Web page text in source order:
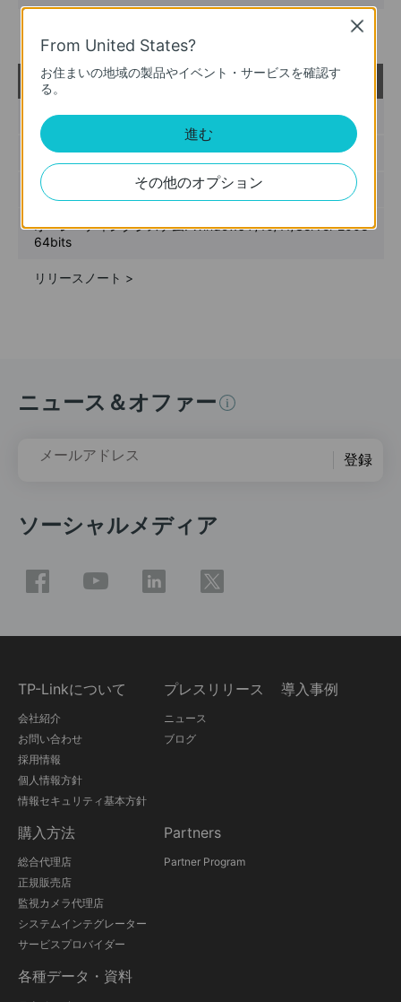
VIGI VMS_1.8.56_64bits
ード
公開日:2025-01-16
言語:多言語
ファイル サイズ: 536.72 MB
オペレーティングシステム: Windows 7/10/11/Server 2008
64bits
リリースノート >
ニュース＆オファー
メールアドレス 登録
ソーシャルメディア
TP-Linkについて
会社紹介
お問い合わせ
採用情報
個人情報方針
情報セキュリティ基本方針
プレスリリース
ニュース
ブログ
導入事例
購入方法
総合代理店
正規販売店
監視カメラ代理店
システムインテグレーター
サービスプロバイダー
Partners
Partner Program
各種データ・資料
From United States?
お住まいの地域の製品やイベント・サービスを確認す
る。
進む
その他のオプション
Close